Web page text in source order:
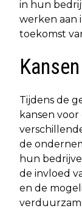
in hun
werken aan
toekomst
Tijdens de
kansen
de
hun
de invloed
en de